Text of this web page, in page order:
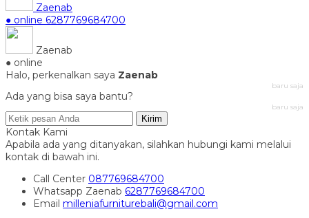
Zaenab
● online 6287769684700
Zaenab
● online
Halo, perkenalkan saya Zaenab
baru saja
Ada yang bisa saya bantu?
baru saja
Kirim
Kontak Kami
Apabila ada yang ditanyakan, silahkan hubungi kami melalui
kontak di bawah ini.
Call Center 087769684700
Whatsapp Zaenab 6287769684700
Email milleniafurniturebali@gmail.com